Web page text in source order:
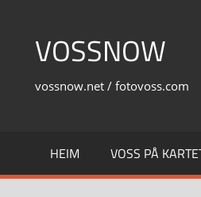
contentVOSSNOW
vossnow.net / fotovoss.com
HEIM VOSS PÅ